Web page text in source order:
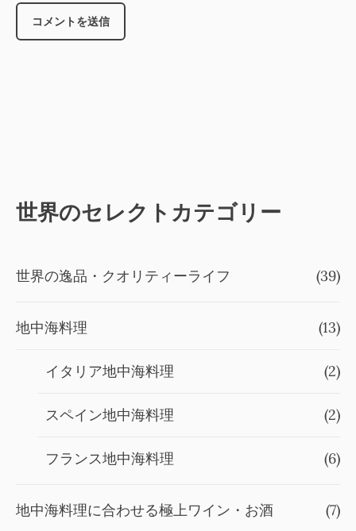
世界のセレクトカテゴリー
世界の逸品・クオリティーライフ (39)
地中海料理 (13)
イタリア地中海料理 (2)
スペイン地中海料理 (2)
フランス地中海料理 (6)
地中海料理に合わせる極上ワイン・お酒 (7)